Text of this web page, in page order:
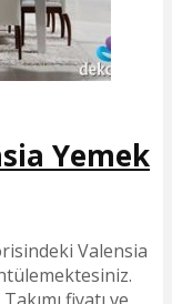
Yemek
Valensia